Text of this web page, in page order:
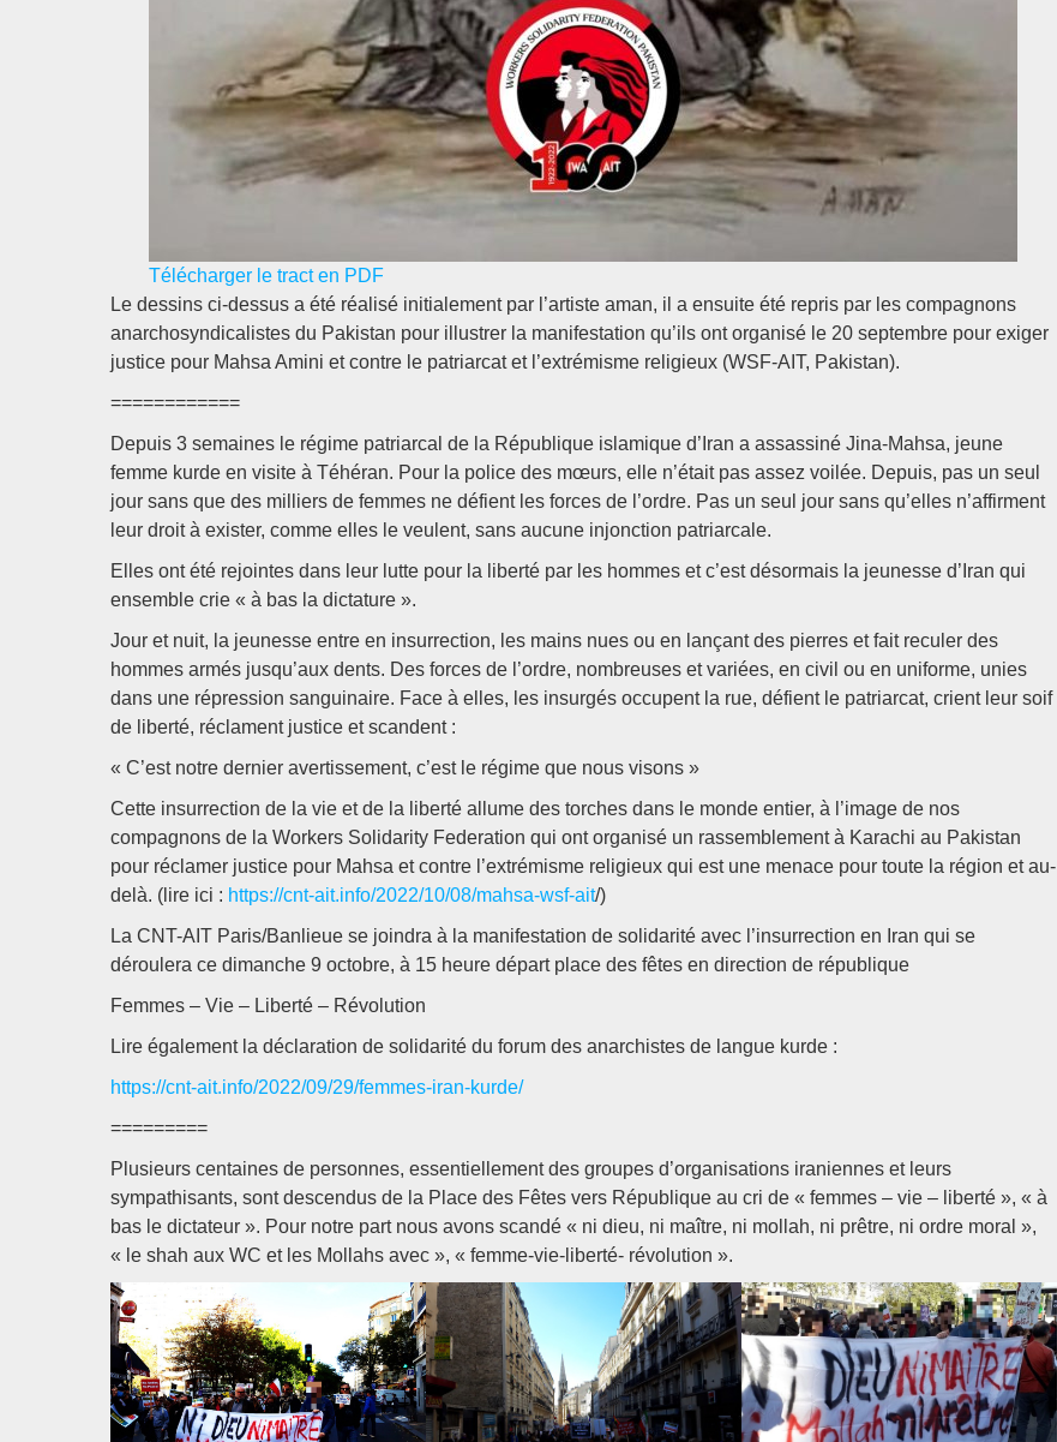
Télécharger le tract en PDF
Le dessins ci-dessus a été réalisé initialement par l’artiste aman, il a ensuite été repris par les compagnons
anarchosyndicalistes du Pakistan pour illustrer la manifestation qu’ils ont organisé le 20 septembre pour exiger
justice pour Mahsa Amini et contre le patriarcat et l’extrémisme religieux (WSF-AIT, Pakistan).
============
Depuis 3 semaines le régime patriarcal de la République islamique d’Iran a assassiné Jina-Mahsa, jeune
femme kurde en visite à Téhéran. Pour la police des mœurs, elle n’était pas assez voilée. Depuis, pas un seul
jour sans que des milliers de femmes ne défient les forces de l’ordre. Pas un seul jour sans qu’elles n’affirment
leur droit à exister, comme elles le veulent, sans aucune injonction patriarcale.
Elles ont été rejointes dans leur lutte pour la liberté par les hommes et c’est désormais la jeunesse d’Iran qui
ensemble crie « à bas la dictature ».
Jour et nuit, la jeunesse entre en insurrection, les mains nues ou en lançant des pierres et fait reculer des
hommes armés jusqu’aux dents. Des forces de l’ordre, nombreuses et variées, en civil ou en uniforme, unies
dans une répression sanguinaire. Face à elles, les insurgés occupent la rue, défient le patriarcat, crient leur soif
de liberté, réclament justice et scandent :
« C’est notre dernier avertissement, c’est le régime que nous visons »
Cette insurrection de la vie et de la liberté allume des torches dans le monde entier, à l’image de nos
compagnons de la Workers Solidarity Federation qui ont organisé un rassemblement à Karachi au Pakistan
pour réclamer justice pour Mahsa et contre l’extrémisme religieux qui est une menace pour toute la région et au-
delà. (lire ici : https://cnt-ait.info/2022/10/08/mahsa-wsf-ait/)
La CNT-AIT Paris/Banlieue se joindra à la manifestation de solidarité avec l’insurrection en Iran qui se
déroulera ce dimanche 9 octobre, à 15 heure départ place des fêtes en direction de république
Femmes – Vie – Liberté – Révolution
Lire également la déclaration de solidarité du forum des anarchistes de langue kurde :
https://cnt-ait.info/2022/09/29/femmes-iran-kurde/
=========
Plusieurs centaines de personnes, essentiellement des groupes d’organisations iraniennes et leurs
sympathisants, sont descendus de la Place des Fêtes vers République au cri de « femmes – vie – liberté », « à
bas le dictateur ». Pour notre part nous avons scandé « ni dieu, ni maître, ni mollah, ni prêtre, ni ordre moral »,
« le shah aux WC et les Mollahs avec », « femme-vie-liberté- révolution ».